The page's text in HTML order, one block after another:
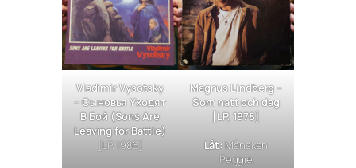
Vladimir Vysotsky
–Сыновья Уходят
В Бой (Sons Are
Leaving for Battle)
[LP, 1986]
Magnus Lindberg ‎–
Som natt och dag
[LP, 1978]
Låt:Månsken
Peggie